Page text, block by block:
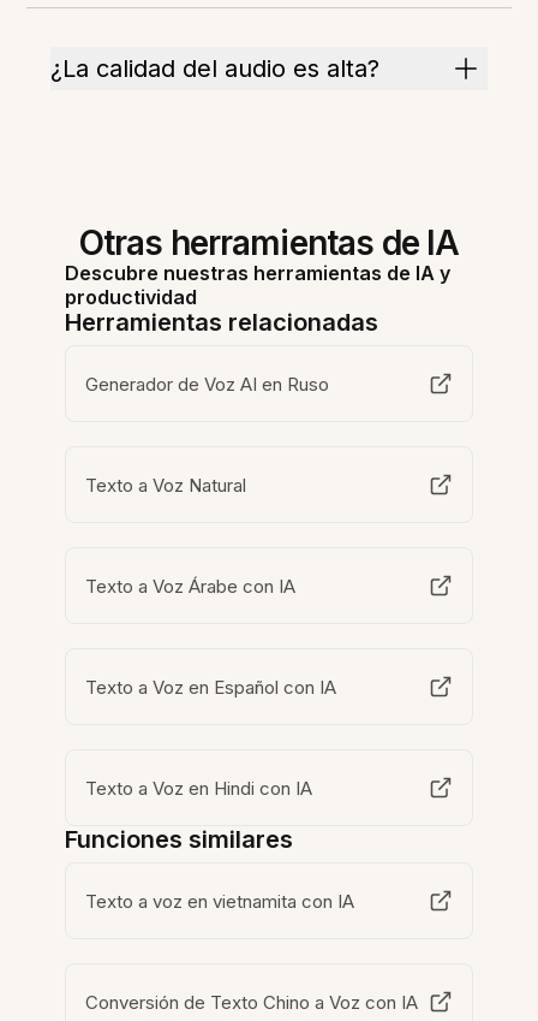
¿La calidad del audio es alta?
Otras herramientas de IA
Descubre nuestras herramientas de IA y
productividad
Herramientas relacionadas
Generador de Voz AI en Ruso
Texto a Voz Natural
Texto a Voz Árabe con IA
Texto a Voz en Español con IA
Texto a Voz en Hindi con IA
Funciones similares
Texto a voz en vietnamita con IA
Conversión de Texto Chino a Voz con IA